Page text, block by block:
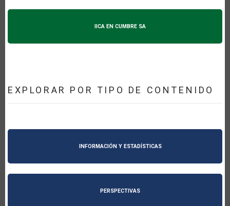
IICA EN CUMBRE SA
EXPLORAR POR TIPO DE CONTENIDO
INFORMACIÓN Y ESTADÍSTICAS
PERSPECTIVAS